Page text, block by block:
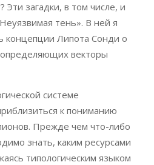
загадки, в том числе, и
тень». В ней я
концепции Липота Сонди о
векторы
системе
к пониманию
Прежде чем что-либо
знать, каким ресурсами
типологическим языком